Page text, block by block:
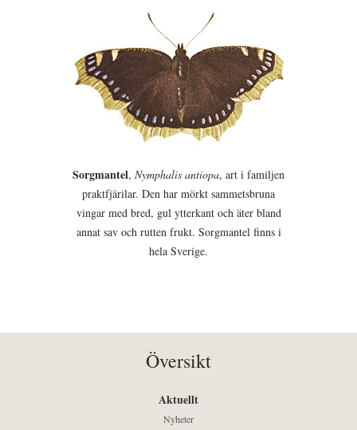
Sorgmantel, Nymphalis antiopa, art i familjen
praktfjärilar. Den har mörkt sammetsbruna
vingar med bred, gul ytterkant och äter bland
annat sav och rutten frukt. Sorgmantel finns i
hela Sverige.
Översikt
Aktuellt
Nyheter